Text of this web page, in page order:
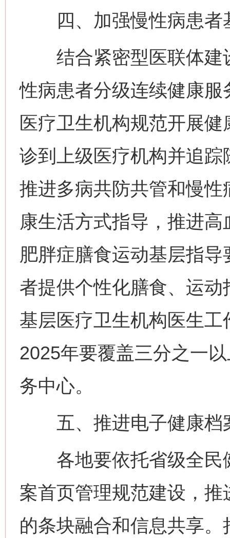
四、加强慢性病患者
结合紧密型医联体建
性病患者分级连续健康
医疗卫生机构规范开展
诊到上级医疗机构并追
推进多病共防共管和慢
康生活方式指导，推进
肥胖症膳食运动基层指
者提供个性化膳食、运
基层医疗卫生机构医生
2025年要覆盖三分之一
务中心。
五、推进电子健康档
各地要依托省级全民
案首页管理规范建设，
的条块融合和信息共享